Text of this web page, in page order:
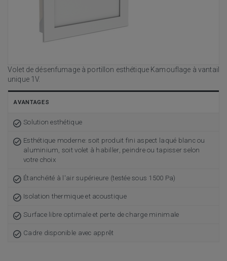
Volet de désenfumage à portillon esthétique Kamouflage à vantail
unique 1V.
AVANTAGES
Solution esthétique
Esthétique moderne: soit produit fini aspect laqué blanc ou
aluminium, soit volet à habiller, peindre ou tapisser selon
votre choix
Étanchéité à l'air supérieure (testée sous 1500 Pa)
Isolation thermique et acoustique
Surface libre optimale et perte de charge minimale
Cadre disponible avec apprêt